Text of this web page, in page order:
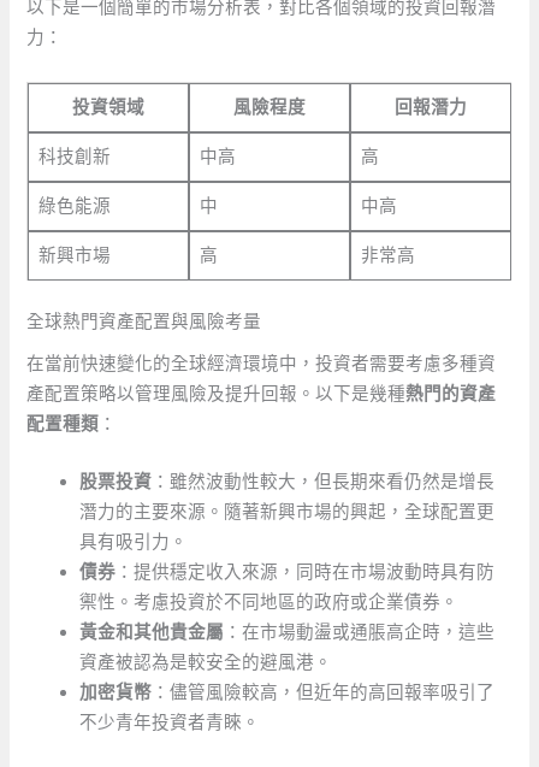
以下是一個簡單的市場分析表，對比各個領域的投資回報潛
力：
投資領域 風險程度 回報潛力
科技創新 中高 高
綠色能源 中 中高
新興市場 高 非常高
全球熱門資產配置與風險考量
在當前快速變化的全球經濟環境中，投資者需要考慮多種資
產配置策略以管理風險及提升回報。以下是幾種熱門的資產
配置種類 ：
股票投資 ：雖然波動性較大，但長期來看仍然是增長
潛力的主要來源。隨著新興市場的興起，全球配置更
具有吸引力。
債券 ：提供穩定收入來源，同時在市場波動時具有防
禦性。考慮投資於不同地區的政府或企業債券。
黃金和其他貴金屬 ：在市場動盪或通脹高企時，這些
資產被認為是較安全的避風港。
加密貨幣 ：儘管風險較高，但近年的高回報率吸引了
不少青年投資者青睞。